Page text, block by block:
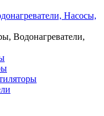
Насосы,
Водонагреватели,